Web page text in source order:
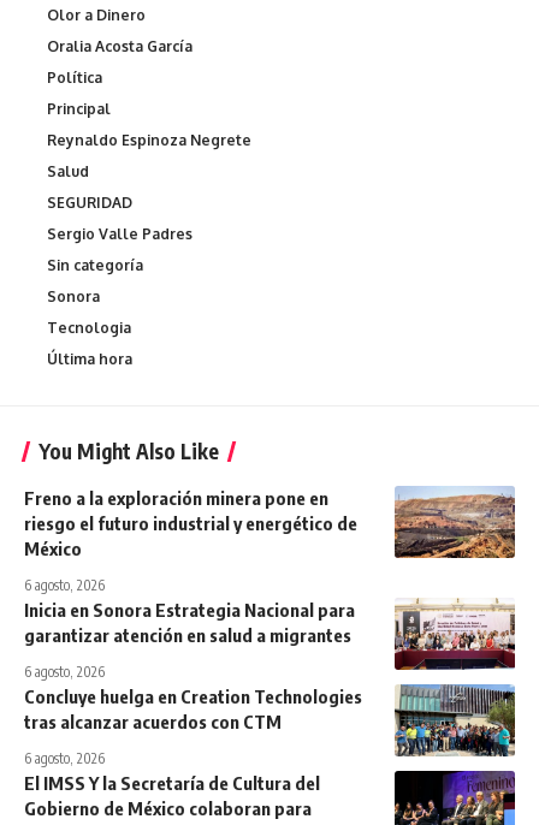
Olor a Dinero
Oralia Acosta García
Política
Principal
Reynaldo Espinoza Negrete
Salud
SEGURIDAD
Sergio Valle Padres
Sin categoría
Sonora
Tecnologia
Última hora
You Might Also Like
Freno a la exploración minera pone en
riesgo el futuro industrial y energético de
México
6 agosto, 2026
Inicia en Sonora Estrategia Nacional para
garantizar atención en salud a migrantes
6 agosto, 2026
Concluye huelga en Creation Technologies
tras alcanzar acuerdos con CTM
6 agosto, 2026
El IMSS Y la Secretaría de Cultura del
Gobierno de México colaboran para